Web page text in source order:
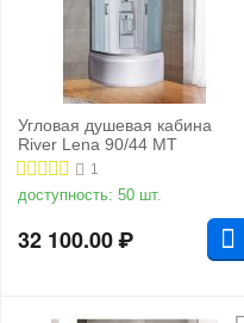
Угловая душевая кабина
River Lena 90/44 МТ
1
доступность: 50 шт.
32 100.00₽